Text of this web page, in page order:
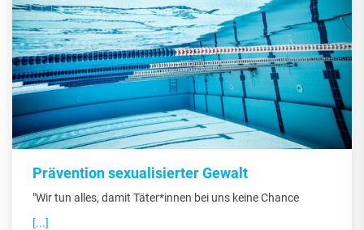
Prävention sexualisierter Gewalt
"Wir tun alles, damit Täter*innen bei uns keine Chance
[...]